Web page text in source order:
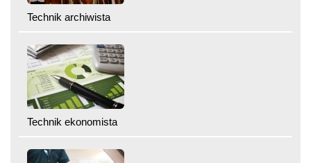
Technik archiwista
Technik ekonomista